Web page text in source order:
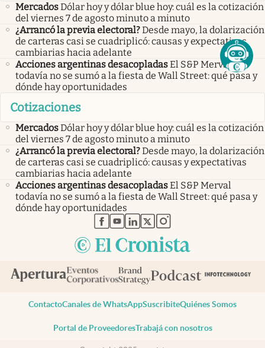
MercadosDólar hoy y dólar blue hoy: cuál es la cotización
del viernes 7 de agosto minuto a minuto
¿Arrancó la previa electoral?Desde mayo, la dolarización
de carteras casi se cuadriplicó: causas y expectativas
cambiarias hacia adelante
Acciones argentinas desacopladasEl S&P Merval
todavía no se sumó a la fiesta de Wall Street: qué pasa y
dónde hay oportunidades
Cotizaciones
MercadosDólar hoy y dólar blue hoy: cuál es la cotización
del viernes 7 de agosto minuto a minuto
¿Arrancó la previa electoral?Desde mayo, la dolarización
de carteras casi se cuadriplicó: causas y expectativas
cambiarias hacia adelante
Acciones argentinas desacopladasEl S&P Merval
todavía no se sumó a la fiesta de Wall Street: qué pasa y
dónde hay oportunidades
abre en nueva pestaña
abre en nueva pestaña
abre en nueva pestaña
abre en nueva pestaña
abre en nueva pestaña
ContactoCanales de WhatsAppSuscribiteQuiénes Somos
Portal de ProveedoresTrabajá con nosotros